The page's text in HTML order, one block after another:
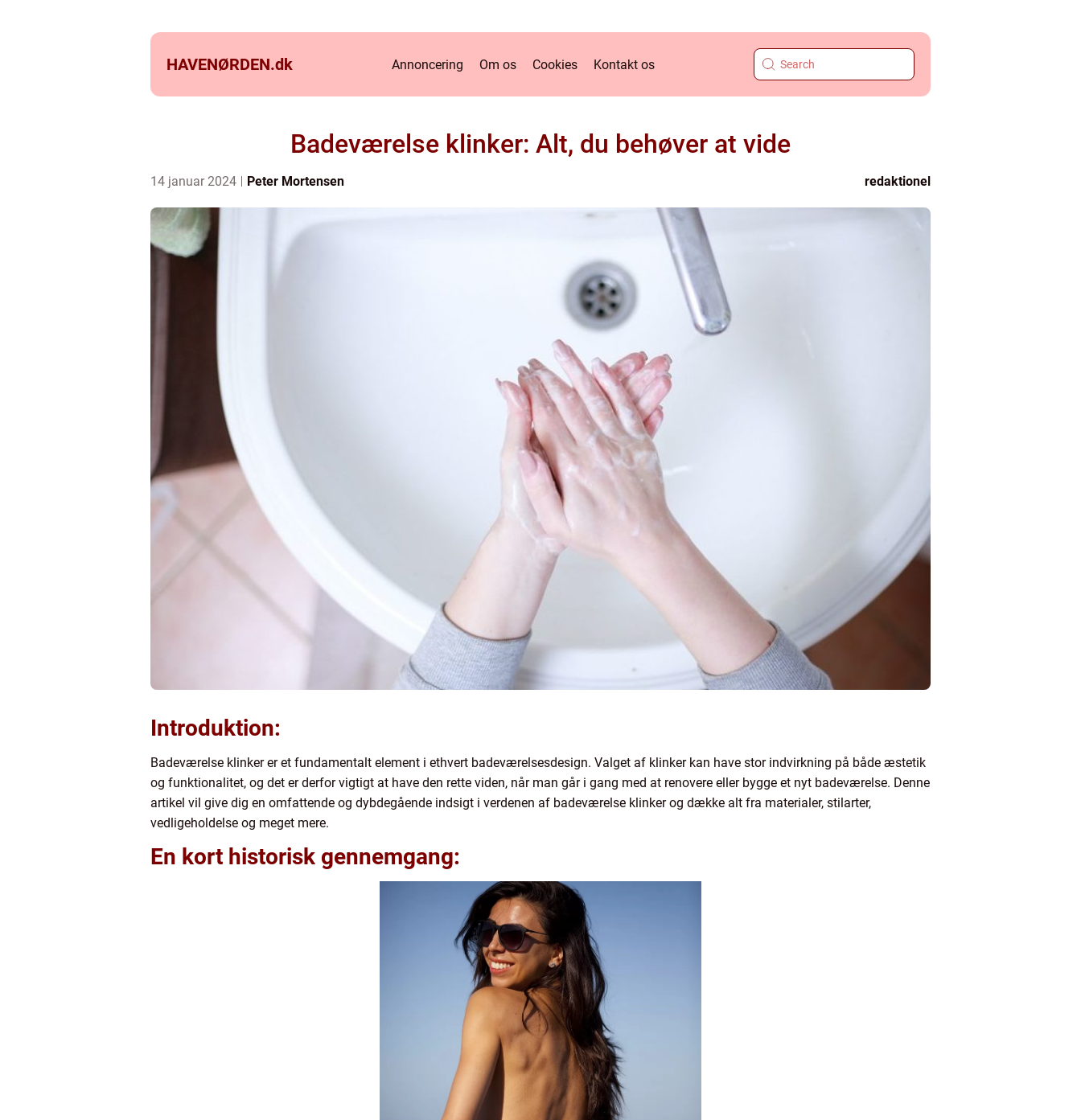
HAVENØRDEN.dk Annoncering Om os Cookies Kontakt os
Badeværelse klinker: Alt, du behøver at vide
14 januar 2024 Peter Mortensen redaktionel
Introduktion:
Badeværelse klinker er et fundamentalt element i ethvert badeværelsesdesign. Valget af klinker kan have stor indvirkning på både æstetik
og funktionalitet, og det er derfor vigtigt at have den rette viden, når man går i gang med at renovere eller bygge et nyt badeværelse. Denne
artikel vil give dig en omfattende og dybdegående indsigt i verdenen af badeværelse klinker og dække alt fra materialer, stilarter,
vedligeholdelse og meget mere.
En kort historisk gennemgang: